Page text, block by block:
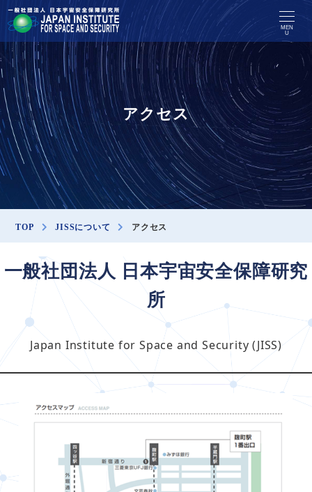
MEN
U
アクセス
TOP JISSについて アクセス
一般社団法人 日本宇宙安全保障研究
所
Japan Institute for Space and Security (JISS)